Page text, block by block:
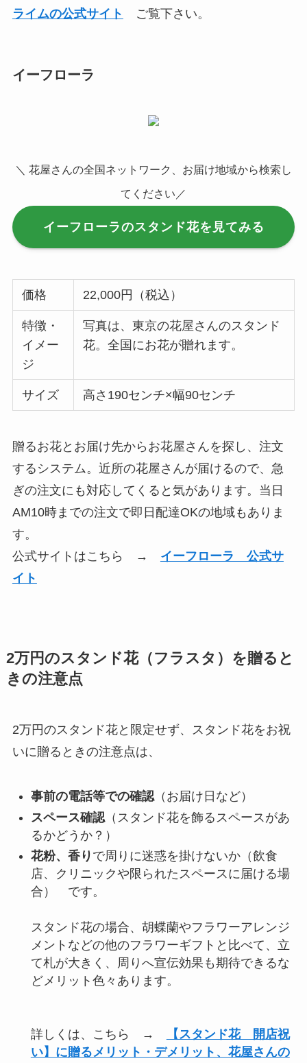
ライムの公式サイト
ご覧下さい。
イーフローラ
＼ 花屋さんの全国ネットワーク、お届け地域から検索し
てください／
イーフローラのスタンド花を見てみる
価格 22,000円（税込）
特徴・
イメー
ジ
写真は、東京の花屋さんのスタンド
花。全国にお花が贈れます。
サイズ 高さ190センチ×幅90センチ
贈るお花とお届け先からお花屋さんを探し、注文
するシステム。近所の花屋さんが届けるので、急
ぎの注文にも対応してくると気があります。当日
AM10時までの注文で即日配達OKの地域もありま
す。
公式サイトはこちら → イーフローラ 公式サ
イト
2万円のスタンド花（フラスタ）を贈ると
きの注意点
2万円のスタンド花と限定せず、スタンド花をお祝
いに贈るときの注意点は、
事前の電話等での確認（お届け日など）
スペース確認（スタンド花を飾るスペースがあ
るかどうか？）
花粉、香り で周りに迷惑を掛けないか（飲食
店、クリニックや限られたスペースに届ける場
合） です。
スタンド花の場合、胡蝶蘭やフラワーアレンジ
メントなどの他のフラワーギフトと比べて、立
て札が大きく、周りへ宣伝効果も期待できるな
どメリット色々あります。
詳しくは、こちら →
【スタンド花 開店祝
い】に贈るメリット・デメリット、花屋さんの